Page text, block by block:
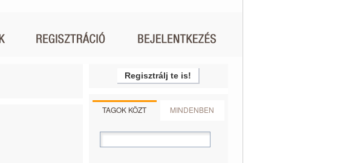
Regisztrálj te is!
TAGOK KÖZT MINDENBEN